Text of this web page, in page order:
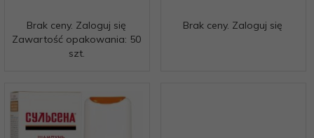
Brak ceny. Zaloguj się
Zawartość opakowania: 50
szt.
Brak ceny. Zaloguj się